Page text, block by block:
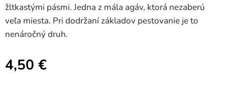
žltkastými pásmi. Jedna z mála agáv, ktorá nezaberú
veľa miesta. Pri dodržaní základov pestovanie je to
nenáročný druh.
4,50 €